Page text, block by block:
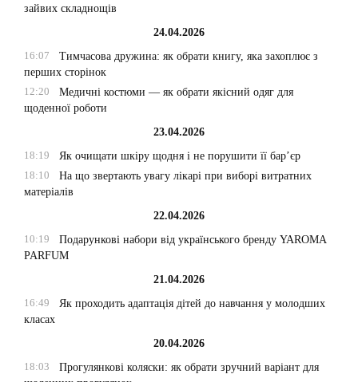
зайвих складнощів
24.04.2026
16:07
Тимчасова дружина: як обрати книгу, яка захоплює з
перших сторінок
12:20
Медичні костюми — як обрати якісний одяг для
щоденної роботи
23.04.2026
18:19
Як очищати шкіру щодня і не порушити її бар’єр
18:10
На що звертають увагу лікарі при виборі витратних
матеріалів
22.04.2026
10:19
Подарункові набори від українського бренду YAROMA
PARFUM
21.04.2026
16:49
Як проходить адаптація дітей до навчання у молодших
класах
20.04.2026
18:03
Прогулянкові коляски: як обрати зручний варіант для